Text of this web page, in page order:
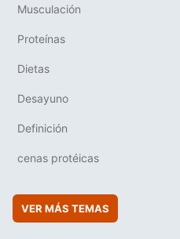
Musculación
Proteínas
Dietas
Desayuno
Definición
cenas protéicas
VER MÁS TEMAS